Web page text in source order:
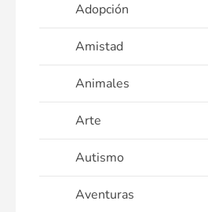
Adopción
Amistad
Animales
Arte
Autismo
Aventuras